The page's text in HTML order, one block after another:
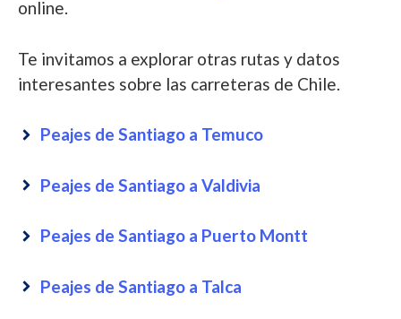
online.
Te invitamos a explorar otras rutas y datos
interesantes sobre las carreteras de Chile.
Peajes de Santiago a Temuco
Peajes de Santiago a Valdivia
Peajes de Santiago a Puerto Montt
Peajes de Santiago a Talca